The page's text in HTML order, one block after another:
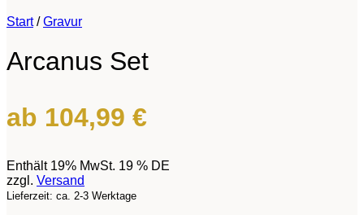
Start / Gravur
Arcanus Set
ab 104,99 €
Enthält 19% MwSt. 19 % DE
zzgl. Versand
Lieferzeit: ca. 2-3 Werktage